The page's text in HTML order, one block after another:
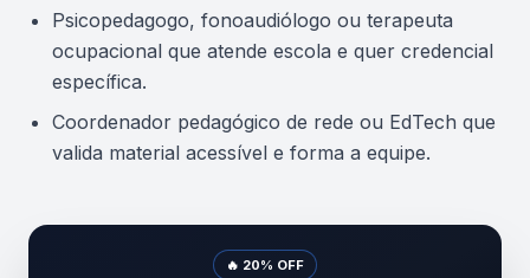
Psicopedagogo, fonoaudiólogo ou terapeuta
ocupacional que atende escola e quer credencial
específica.
Coordenador pedagógico de rede ou EdTech que
valida material acessível e forma a equipe.
🔥 20% OFF